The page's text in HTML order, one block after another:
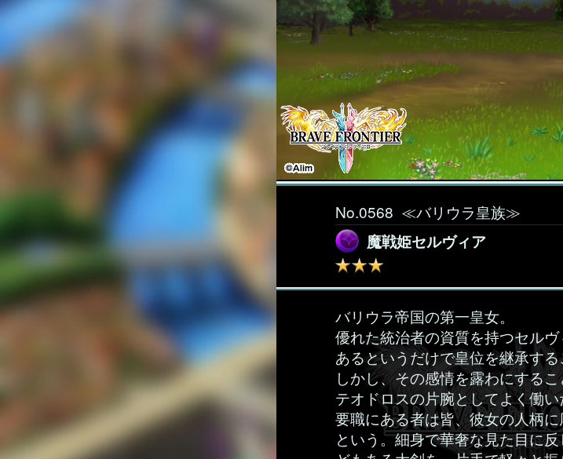
No.0568 ≪バリウラ皇族≫
魔戦姫セルヴィア
バリウラ帝国の第一皇女。
優れた統治者の資質を持つセル
あるというだけで皇位を継承する
しかし、その感情を露わにする
テオドロスの片腕としてよく働い
要職にある者は皆、彼女の人柄
という。細身で華奢な見た目に